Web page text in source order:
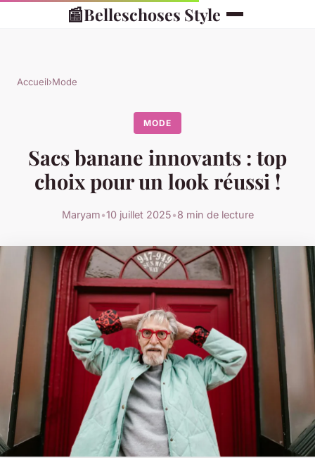
📰Belleschoses Style
Accueil›Mode
MODE
Sacs banane innovants : top
choix pour un look réussi !
Maryam•10 juillet 2025•8 min de lecture